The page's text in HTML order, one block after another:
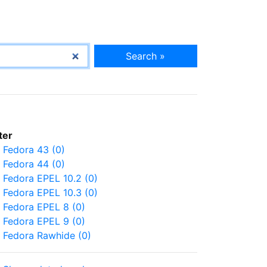
Search »
Fedora 43 (0)
Fedora 44 (0)
Fedora EPEL 10.2 (0)
Fedora EPEL 10.3 (0)
Fedora EPEL 8 (0)
Fedora EPEL 9 (0)
Fedora Rawhide (0)